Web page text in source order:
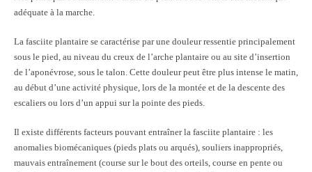
adéquate à la marche.
La fasciite plantaire se caractérise par une douleur ressentie principalement
sous le pied, au niveau du creux de l’arche plantaire ou au site d’insertion
de l’aponévrose, sous le talon. Cette douleur peut être plus intense le matin,
au début d’une activité physique, lors de la montée et de la descente des
escaliers ou lors d’un appui sur la pointe des pieds.
Il existe différents facteurs pouvant entraîner la fasciite plantaire : les
anomalies biomécaniques (pieds plats ou arqués), souliers inappropriés,
mauvais entraînement (course sur le bout des orteils, course en pente ou